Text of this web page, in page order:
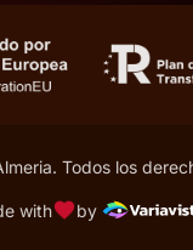
Todos los
with by